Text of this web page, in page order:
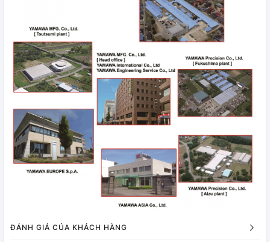
ĐÁNH GIÁ CỦA KHÁCH HÀNG